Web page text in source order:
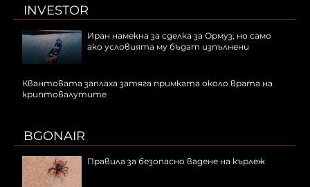
INVESTOR
Иран намекна за сделка за Ормуз, но само
ако условията му бъдат изпълнени
Квантовата заплаха затяга примката около врата на
криптовалутите
BGONAIR
Правила за безопасно вадене на кърлеж